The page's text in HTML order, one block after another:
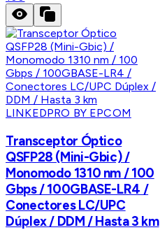
LINKEDPRO BY EPCOM
Transceptor Óptico
QSFP28 (Mini-Gbic) /
Monomodo 1310 nm / 100
Gbps / 100GBASE-LR4 /
Conectores LC/UPC
Dúplex / DDM / Hasta 3 km